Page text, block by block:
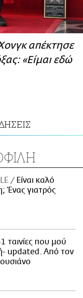
απέκτησε
«Είμαι εδώ
Είναι καλό
Ένας γιατρός
ταινίες που μού
updated. Aπό τον